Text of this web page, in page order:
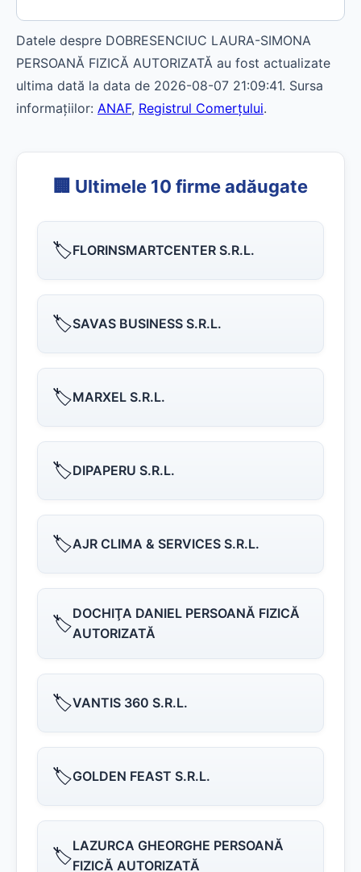
Datele despre DOBRESENCIUC LAURA-SIMONA
PERSOANĂ FIZICĂ AUTORIZATĂ au fost actualizate
ultima dată la data de 2026-08-07 21:09:41. Sursa
informațiilor: ANAF, Registrul Comerțului.
🏢 Ultimele 10 firme adăugate
🏷️FLORINSMARTCENTER S.R.L.
🏷️SAVAS BUSINESS S.R.L.
🏷️MARXEL S.R.L.
🏷️DIPAPERU S.R.L.
🏷️AJR CLIMA & SERVICES S.R.L.
🏷️DOCHIŢA DANIEL PERSOANĂ FIZICĂ
AUTORIZATĂ
🏷️VANTIS 360 S.R.L.
🏷️GOLDEN FEAST S.R.L.
🏷️LAZURCA GHEORGHE PERSOANĂ
FIZICĂ AUTORIZATĂ